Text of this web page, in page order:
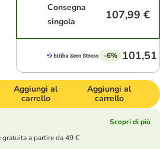
Consegna
singola
107,99 €
-6% 101,51
Aggiungi al
carrello
Aggiungi al
carrello
Scopri di più
gratuita a partire da 49 €